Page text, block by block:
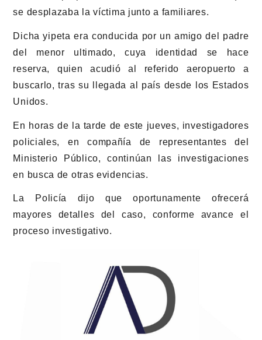
se desplazaba la víctima junto a familiares.
Dicha yipeta era conducida por un amigo del padre
del menor ultimado, cuya identidad se hace
reserva, quien acudió al referido aeropuerto a
buscarlo, tras su llegada al país desde los Estados
Unidos.
En horas de la tarde de este jueves, investigadores
policiales, en compañía de representantes del
Ministerio Público, continúan las investigaciones
en busca de otras evidencias.
La Policía dijo que oportunamente ofrecerá
mayores detalles del caso, conforme avance el
proceso investigativo.